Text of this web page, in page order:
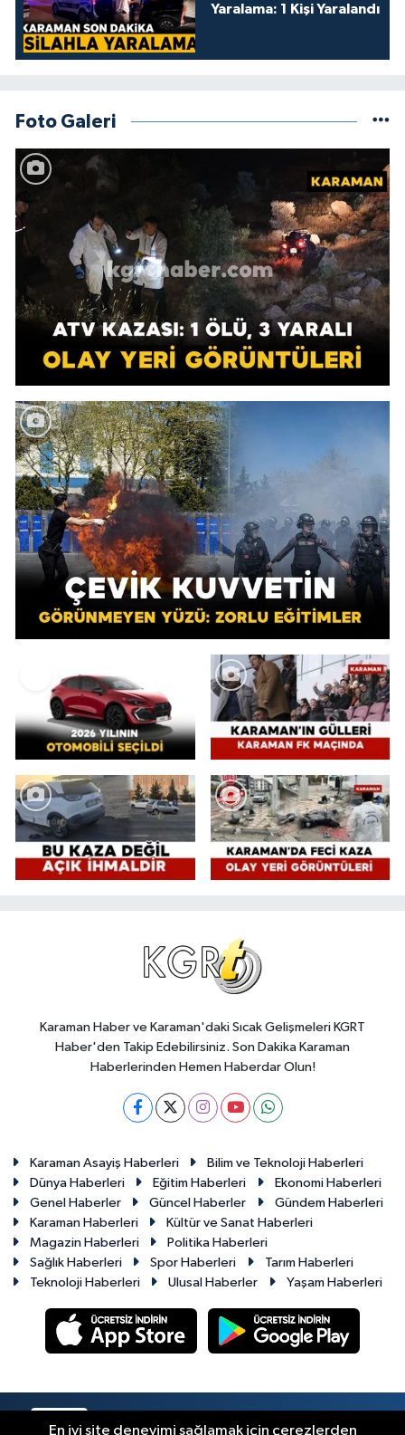
Yaralama: 1 Kişi Yaralandı
Foto Galeri
Karaman Haber ve Karaman'daki Sıcak Gelişmeleri KGRT
Haber'den Takip Edebilirsiniz. Son Dakika Karaman
Haberlerinden Hemen Haberdar Olun!
Karaman Asayiş Haberleri
Bilim ve Teknoloji Haberleri
Dünya Haberleri
Eğitim Haberleri
Ekonomi Haberleri
Genel Haberler
Güncel Haberler
Gündem Haberleri
Karaman Haberleri
Kültür ve Sanat Haberleri
Magazin Haberleri
Politika Haberleri
Sağlık Haberleri
Spor Haberleri
Tarım Haberleri
Teknoloji Haberleri
Ulusal Haberler Yaşam Haberleri
En iyi site deneyimi sağlamak için çerezlerden